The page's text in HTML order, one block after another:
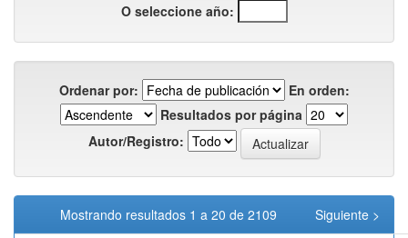
O seleccione año:
Ordenar por:
En orden:
Resultados por página
Autor/Registro:
Mostrando resultados 1 a 20 de 2109
Siguiente >